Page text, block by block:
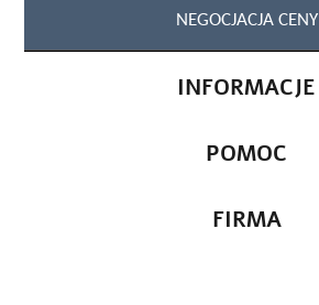
NEGOCJACJA CENY
INFORMACJE
POMOC
FIRMA